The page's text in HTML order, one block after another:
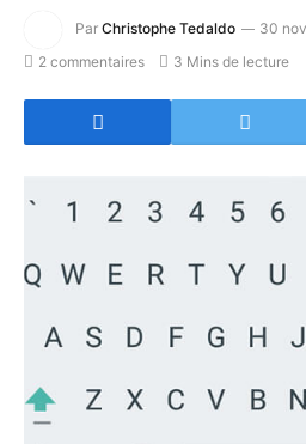
Par Christophe Tedaldo
30
2 commentaires
3 Mins de lecture